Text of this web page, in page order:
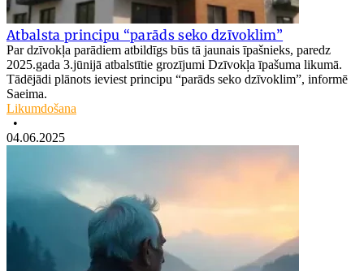
Atbalsta principu “parāds seko dzīvoklim”
Par dzīvokļa parādiem atbildīgs būs tā jaunais īpašnieks, paredz
2025.gada 3.jūnijā atbalstītie grozījumi Dzīvokļa īpašuma likumā.
Tādējādi plānots ieviest principu “parāds seko dzīvoklim”, informē
Saeima.
Likumdošana
•
04.06.2025